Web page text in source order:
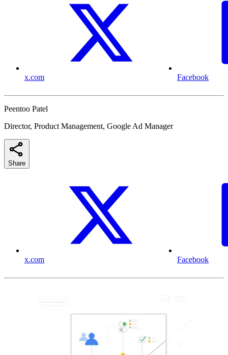
x.com Facebook
Peentoo Patel
Director, Product Management, Google Ad Manager
Share
x.com Facebook